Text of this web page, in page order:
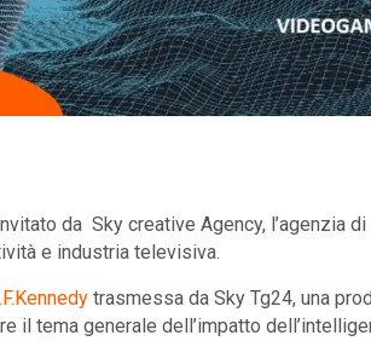
da Sky creative Agency, l’agenzia di
e industria televisiva.
trasmessa da Sky Tg24, una
il tema generale dell’impatto